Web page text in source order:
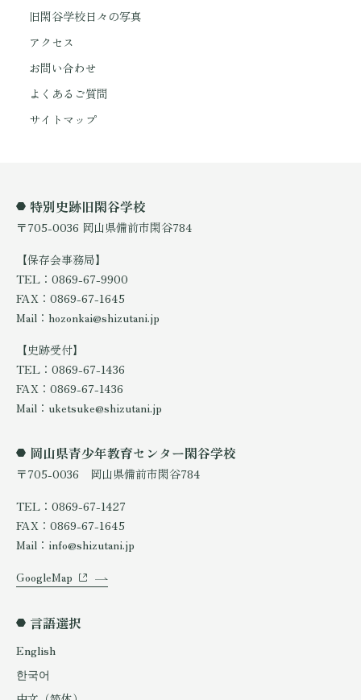
旧閑谷学校日々の写真
アクセス
お問い合わせ
よくあるご質問
サイトマップ
特別史跡旧閑谷学校
〒705-0036 岡山県備前市閑谷784
【保存会事務局】
TEL：0869-67-9900
FAX：0869-67-1645
Mail：hozonkai@shizutani.jp
【史跡受付】
TEL：0869-67-1436
FAX：0869-67-1436
Mail：uketsuke@shizutani.jp
岡山県青少年教育センター閑谷学校
〒705-0036 岡山県備前市閑谷784
TEL：0869-67-1427
FAX：0869-67-1645
Mail：info@shizutani.jp
GoogleMap
言語選択
English
한국어